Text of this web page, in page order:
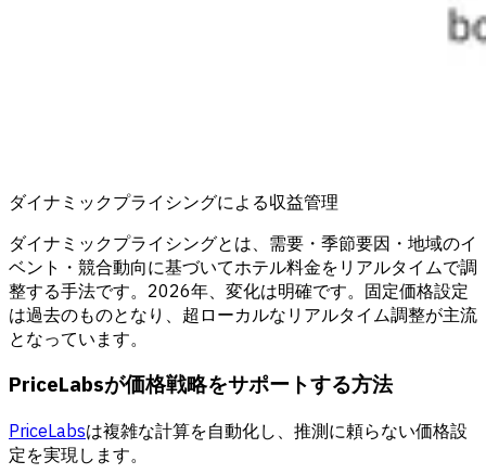
ダイナミックプライシングによる収益管理
ダイナミックプライシングとは、需要・季節要因・地域のイ
ベント・競合動向に基づいてホテル料金をリアルタイムで調
整する手法です。2026年、変化は明確です。固定価格設定
は過去のものとなり、超ローカルなリアルタイム調整が主流
となっています。
PriceLabsが価格戦略をサポートする方法
PriceLabsは複雑な計算を自動化し、推測に頼らない価格設
定を実現します。